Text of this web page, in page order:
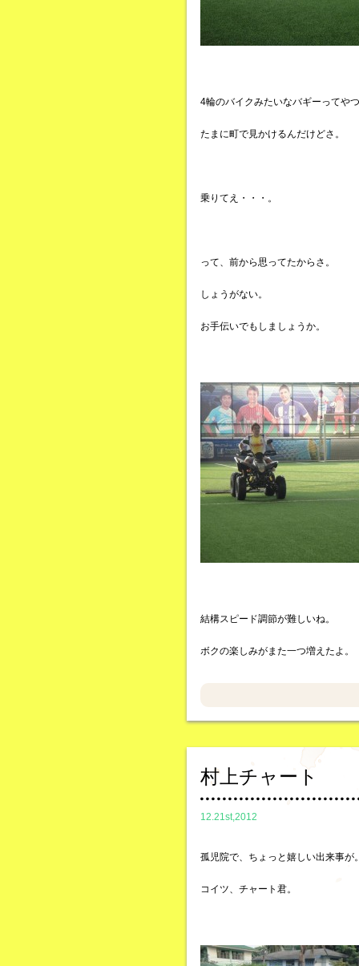
4輪のバイクみたいなバギーってや
たまに町で見かけるんだけどさ。
乗りてえ・・・。
って、前から思ってたからさ。
しょうがない。
お手伝いでもしましょうか。
結構スピード調節が難しいね。
ボクの楽しみがまた一つ増えたよ。
村上チャート
12.21st,2012
孤児院で、ちょっと嬉しい出来事が
コイツ、チャート君。